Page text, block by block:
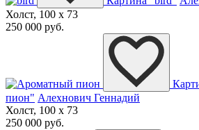
Холст, 100 x 73
250 000 руб.
пион" Алехнович Геннадий
Холст, 100 x 73
250 000 руб.